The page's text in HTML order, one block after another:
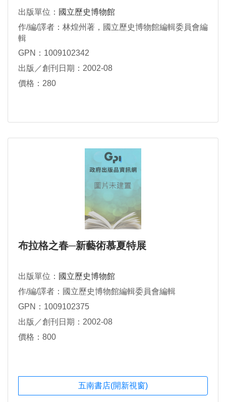
出版單位： 國立歷史博物館
作/編/譯者：林煌州著，國立歷史博物館編輯委員會編
輯
GPN：1009102342
出版／創刊日期：2002-08
價格：280
布拉格之春─新藝術慕夏特展
出版單位： 國立歷史博物館
作/編/譯者：國立歷史博物館編輯委員會編輯
GPN：1009102375
出版／創刊日期：2002-08
價格：800
五南書店(開新視窗)